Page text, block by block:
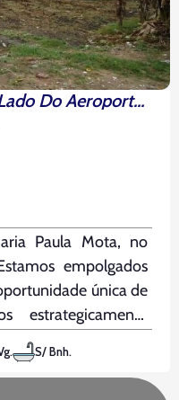
Terreno De 6000 M² Ao Lado Do Aeroporto De Guarulhos
Paula Mota, no
empolgados
única de
estrategicamente
possibilidades
Características
Zoneamento e
S/ Bnh.